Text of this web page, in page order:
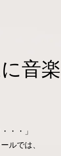
音
・・」
ルでは、